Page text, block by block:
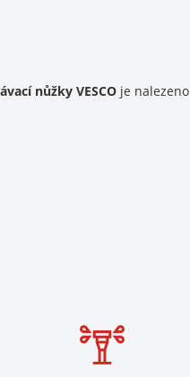
nůžky VESCOje nalezeno